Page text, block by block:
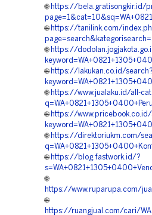
🌐 https://bela.gratisongkir.id/
🌐 https://tanilink.com/
🌐 https://
🌐 https://lakukan.co.id/search?
🌐 https://www.jualaku.id/all-
🌐 https://www.pricebook.co.id/
🌐 https://direktoriukm.com/
🌐 https://blog.fastwork.id/?
🌐
https://www.ruparupa.com/
🌐
https://ruangjual.com/cari/